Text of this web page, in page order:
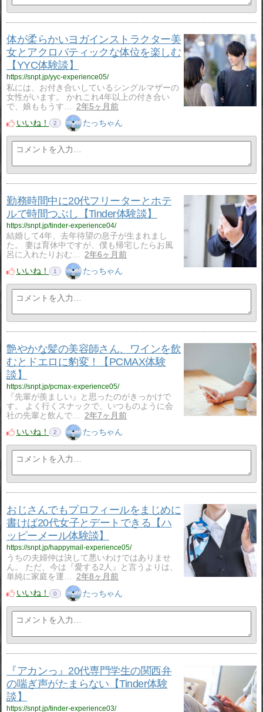
体が柔らかいヨガインストラクター美
女とアクロバティックな体位を楽しむ
【YYC体験談】
https://snpt.jp/yyc-experience05/
私には、お付き合いしているシングルマザーの
女性がいます。 かれこれ4年以上の付き合い
で、娘ももうす…
2年5ヶ月前
いいね！
2 たっちゃん
勤務時間中に20代フリーターとホテ
ルで時間つぶし【Tinder体験談】
https://snpt.jp/tinder-experience04/
結婚して4年、去年待望の息子が生まれまし
た。 妻は育休中ですが、僕も帰宅したらお風
呂に入れたりおむ…
2年6ヶ月前
いいね！
1 たっちゃん
艶やかな髪の美容師さん、ワインを飲
むとドエロに豹変！【PCMAX体験
談】
https://snpt.jp/pcmax-experience05/
『先輩が羨ましい』と思ったのがきっかけで
す。 よく行くスナックで、いつものように会
社の先輩と飲んで…
2年7ヶ月前
いいね！
2 たっちゃん
おじさんでもプロフィールをまじめに
書けば20代女子とデートできる【ハ
ッピーメール体験談】
https://snpt.jp/happymail-experience05/
うちの夫婦仲は決して悪いわけではありませ
ん。 ただ、今は『愛する2人』と言うよりは、
単純に家庭を運…
2年8ヶ月前
いいね！
0 たっちゃん
『アカンっ』20代専門学生の関西弁
の喘ぎ声がたまらない【Tinder体験
談】
https://snpt.jp/tinder-experience03/